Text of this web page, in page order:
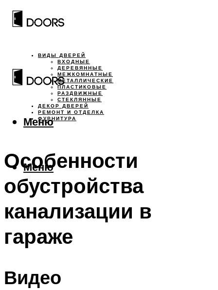
ВИДЫ ДВЕРЕЙ
ВХОДНЫЕ
ДЕРЕВЯННЫЕ
МЕЖКОМНАТНЫЕ
МЕТАЛЛИЧЕСКИЕ
ПЛАСТИКОВЫЕ
РАЗДВИЖНЫЕ
СТЕКЛЯННЫЕ
ДЕКОР ДВЕРЕЙ
РЕМОНТ И ОТДЕЛКА
ФУРНИТУРА
Меню
Меню
Особенности
обустройства
канализации в
гараже
Видео